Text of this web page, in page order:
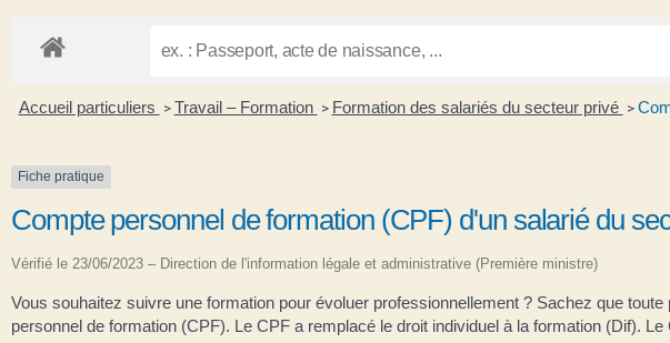
Accueil particuliers > Travail – Formation > Formation des salariés du secteur privé >
Fiche pratique
Compte personnel de formation (CPF) d'un salarié du
Vérifié le 23/06/2023 – Direction de l'information légale et administrative (Première ministre)
Vous souhaitez suivre une formation pour évoluer professionnellement ? Sachez que
personnel de formation (CPF). Le CPF a remplacé le droit individuel à la formation (Dif).